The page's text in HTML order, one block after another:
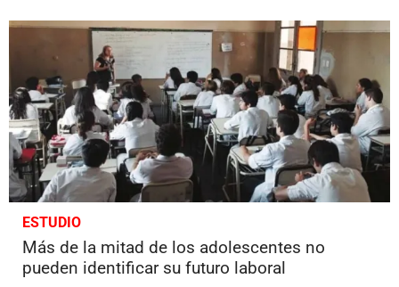
ESTUDIO
Más de la mitad de los adolescentes no
pueden identificar su futuro laboral